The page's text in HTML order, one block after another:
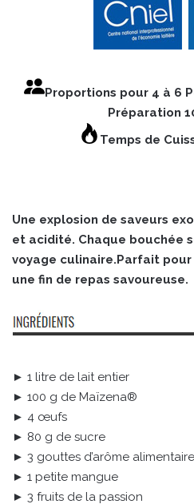
Proportions pour 4 à 6
Préparation
Temps de
Une explosion de saveurs
et acidité. Chaque bouchée
voyage culinaire.Parfait
une fin de repas savoureuse.
► 1 litre de lait entier
► 100 g de Maïzena®
► 4 œufs
► 80 g de sucre
► 3 gouttes d’arôme
► 1 petite mangue
► 3 fruits de la passion